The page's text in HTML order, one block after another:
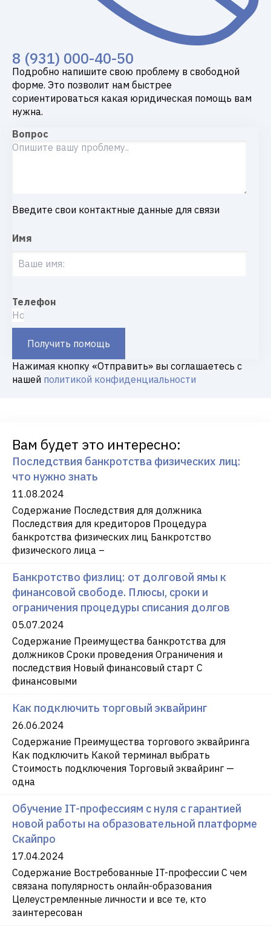
8 (931) 000-40-50
Подробно напишите свою проблему в свободной
форме. Это позволит нам быстрее
сориентироваться какая юридическая помощь вам
нужна.
Вопрос
Введите свои контактные данные для связи
Имя
Телефон
Получить помощь
Нажимая кнопку «Отправить» вы соглашаетесь с
нашей политикой конфиденциальности
Вам будет это интересно:
Последствия банкротства физических лиц:
что нужно знать
11.08.2024
Содержание Последствия для должника
Последствия для кредиторов Процедура
банкротства физических лиц Банкротство
физического лица –
Банкротство физлиц: от долговой ямы к
финансовой свободе. Плюсы, сроки и
ограничения процедуры списания долгов
05.07.2024
Содержание Преимущества банкротства для
должников Сроки проведения Ограничения и
последствия Новый финансовый старт С
финансовыми
Как подключить торговый эквайринг
26.06.2024
Содержание Преимущества торгового эквайринга
Как подключить Какой терминал выбрать
Стоимость подключения Торговый эквайринг —
одна
Обучение IT-профессиям с нуля с гарантией
новой работы на образовательной платформе
Скайпро
17.04.2024
Содержание Востребованные IT-профессии С чем
связана популярность онлайн-образования
Целеустремленные личности и все те, кто
заинтересован